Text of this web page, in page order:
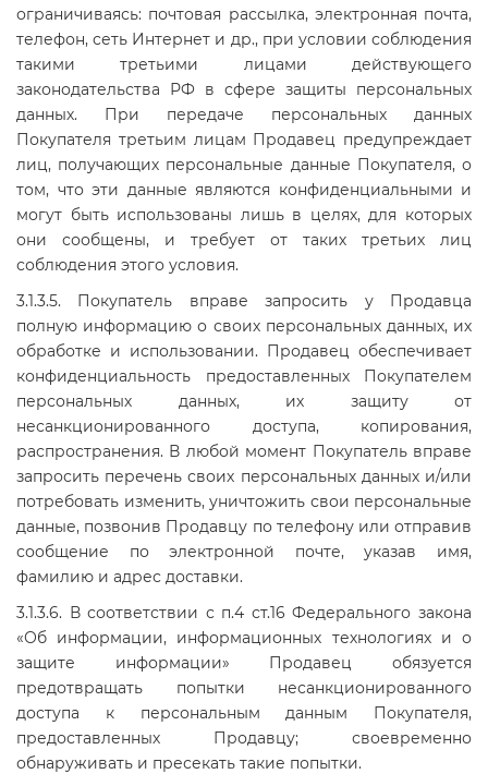
ограничиваясь: почтовая рассылка, электронная почта,
телефон, сеть Интернет и др., при условии соблюдения
такими третьими лицами действующего
законодательства РФ в сфере защиты персональных
данных. При передаче персональных данных
Покупателя третьим лицам Продавец предупреждает
лиц, получающих персональные данные Покупателя, о
том, что эти данные являются конфиденциальными и
могут быть использованы лишь в целях, для которых
они сообщены, и требует от таких третьих лиц
соблюдения этого условия.
3.1.3.5. Покупатель вправе запросить у Продавца
полную информацию о своих персональных данных, их
обработке и использовании. Продавец обеспечивает
конфиденциальность предоставленных Покупателем
персональных данных, их защиту от
несанкционированного доступа, копирования,
распространения. В любой момент Покупатель вправе
запросить перечень своих персональных данных и/или
потребовать изменить, уничтожить свои персональные
данные, позвонив Продавцу по телефону или отправив
сообщение по электронной почте, указав имя,
фамилию и адрес доставки.
3.1.3.6. В соответствии с п.4 ст.16 Федерального закона
«Об информации, информационных технологиях и о
защите информации» Продавец обязуется
предотвращать попытки несанкционированного
доступа к персональным данным Покупателя,
предоставленных Продавцу; своевременно
обнаруживать и пресекать такие попытки.